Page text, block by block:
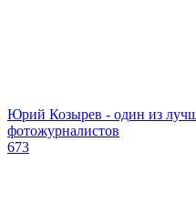
Юрий Козырев - один из
фотожурналистов
673